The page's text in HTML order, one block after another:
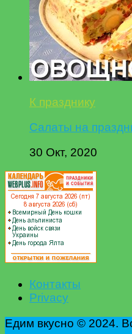
К празднику
Салаты на
30 Окт, 2020
Контакты
Privacy
Едим вкусно © 2024.